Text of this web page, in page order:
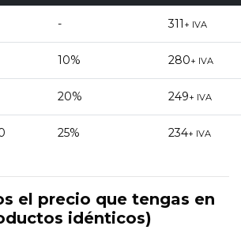
- 311 + IVA
10% 280+ IVA
20% 249+ IVA
25% 234+ IVA
el precio que tengas en
idénticos)